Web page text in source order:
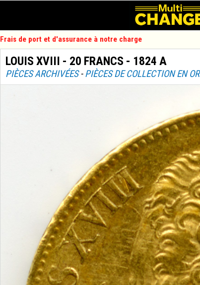
Frais de port et d'assurance à notre charge
LOUIS XVIII - 20 FRANCS - 1824 A
PIÈCES ARCHIVÉES-PIÈCES DE COLLECTION EN OR